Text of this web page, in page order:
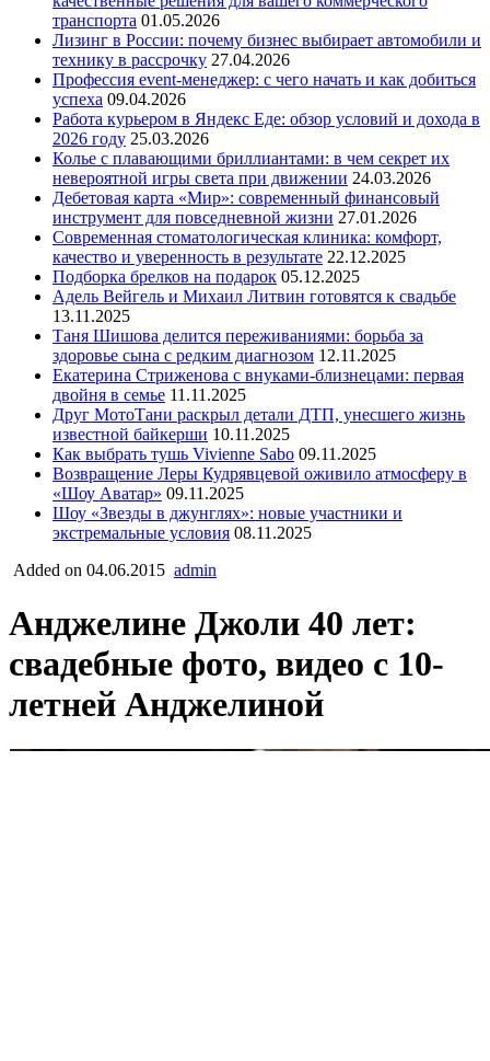
транспорта 01.05.2026
Лизинг в России: почему бизнес выбирает автомобили и
технику в рассрочку 27.04.2026
Профессия event-менеджер: с чего начать и как добиться
успеха 09.04.2026
Работа курьером в Яндекс Еде: обзор условий и дохода в
2026 году 25.03.2026
Колье с плавающими бриллиантами: в чем секрет их
невероятной игры света при движении 24.03.2026
Дебетовая карта «Мир»: современный финансовый
инструмент для повседневной жизни 27.01.2026
Современная стоматологическая клиника: комфорт,
качество и уверенность в результате 22.12.2025
Подборка брелков на подарок 05.12.2025
Адель Вейгель и Михаил Литвин готовятся к свадьбе
13.11.2025
Таня Шишова делится переживаниями: борьба за
здоровье сына с редким диагнозом 12.11.2025
Екатерина Стриженова с внуками-близнецами: первая
двойня в семье 11.11.2025
Друг МотоТани раскрыл детали ДТП, унесшего жизнь
известной байкерши 10.11.2025
Как выбрать тушь Vivienne Sabo 09.11.2025
Возвращение Леры Кудрявцевой оживило атмосферу в
«Шоу Аватар» 09.11.2025
Шоу «Звезды в джунглях»: новые участники и
экстремальные условия 08.11.2025
Added on 04.06.2015 admin
Анджелине Джоли 40 лет:
свадебные фото, видео с 10-
летней Анджелиной